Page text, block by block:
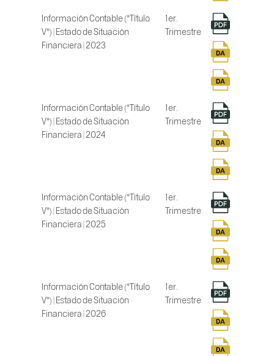
Información Contable (*Título
V*) | Estado de Situación
Financiera | 2023
1er.
Trimestre
Información Contable (*Título
V*) | Estado de Situación
Financiera | 2024
1er.
Trimestre
Información Contable (*Título
V*) | Estado de Situación
Financiera | 2025
1er.
Trimestre
Información Contable (*Título
V*) | Estado de Situación
Financiera | 2026
1er.
Trimestre